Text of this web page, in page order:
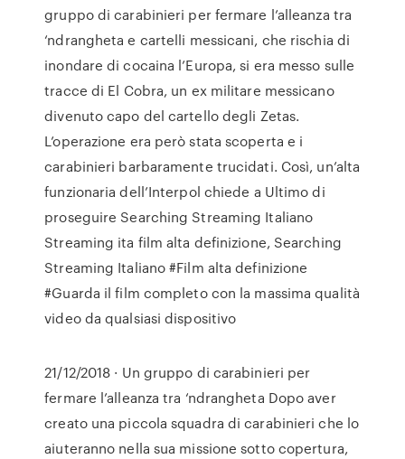
gruppo di carabinieri per fermare l’alleanza tra
‘ndrangheta e cartelli messicani, che rischia di
inondare di cocaina l’Europa, si era messo sulle
tracce di El Cobra, un ex militare messicano
divenuto capo del cartello degli Zetas.
L’operazione era però stata scoperta e i
carabinieri barbaramente trucidati. Così, un’alta
funzionaria dell’Interpol chiede a Ultimo di
proseguire Searching Streaming Italiano
Streaming ita film alta definizione, Searching
Streaming Italiano #Film alta definizione
#Guarda il film completo con la massima qualità
video da qualsiasi dispositivo
21/12/2018 · Un gruppo di carabinieri per
fermare l’alleanza tra ‘ndrangheta Dopo aver
creato una piccola squadra di carabinieri che lo
aiuteranno nella sua missione sotto copertura,